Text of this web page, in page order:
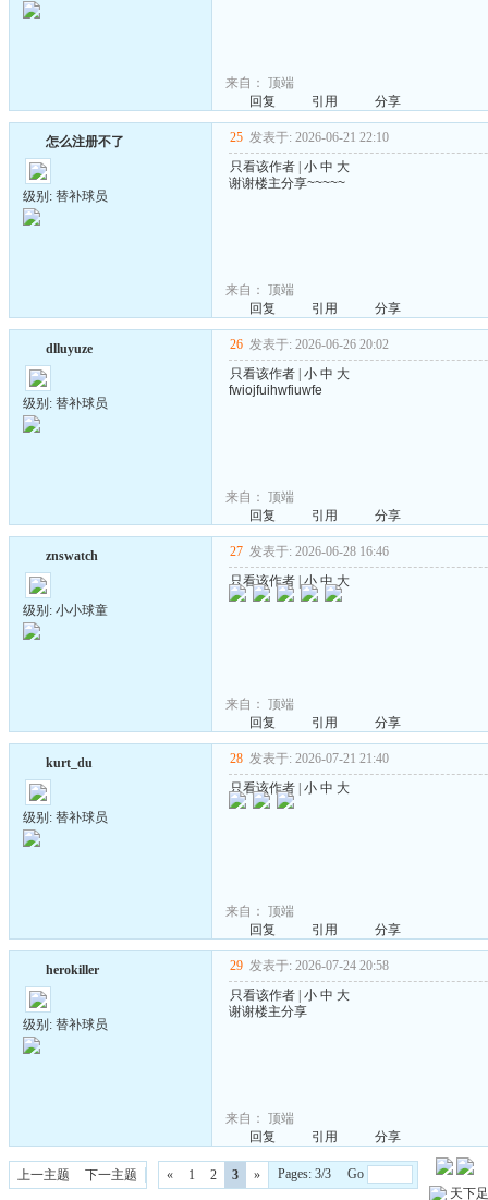
来自： 顶端
回复
引用 分享
怎么注册不了
级别: 替补球员
25 发表于: 2026-06-21 22:10
只看该作者 小 中 大
谢谢楼主分享~~~~~
来自： 顶端
回复
引用 分享
dlluyuze
级别: 替补球员
26 发表于: 2026-06-26 20:02
只看该作者 小 中 大
fwiojfuihwfiuwfe
来自： 顶端
回复
引用 分享
znswatch
级别: 小小球童
27 发表于: 2026-06-28 16:46
只看该作者 |小 中 大
来自： 顶端
回复
引用 分享
kurt_du
级别: 替补球员
28 发表于: 2026-07-21 21:40
只看该作者 小 中 大
来自： 顶端
回复
引用 分享
herokiller
级别: 替补球员
29 发表于: 2026-07-24 20:58
只看该作者 小 中 大
谢谢楼主分享
来自： 顶端
回复
引用 分享
上一主题 下一主题 « 1 2 3 »
Pages: 3/3 Go
天下